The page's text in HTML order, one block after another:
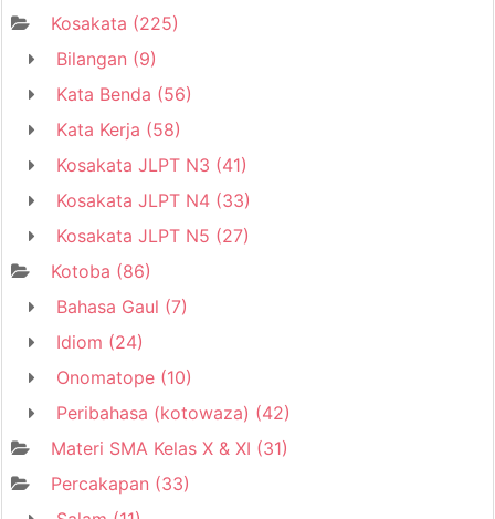
Kosakata (225)
Bilangan (9)
Kata Benda (56)
Kata Kerja (58)
Kosakata JLPT N3 (41)
Kosakata JLPT N4 (33)
Kosakata JLPT N5 (27)
Kotoba (86)
Bahasa Gaul (7)
Idiom (24)
Onomatope (10)
Peribahasa (kotowaza) (42)
Materi SMA Kelas X & XI (31)
Percakapan (33)